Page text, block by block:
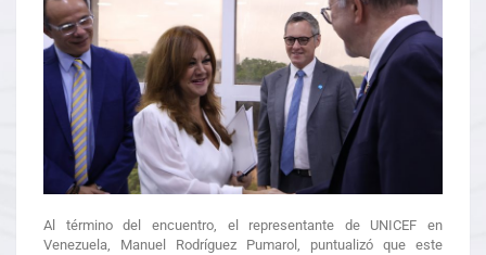
Al término del encuentro, el representante de UNICEF en
Venezuela, Manuel Rodríguez Pumarol, puntualizó que este